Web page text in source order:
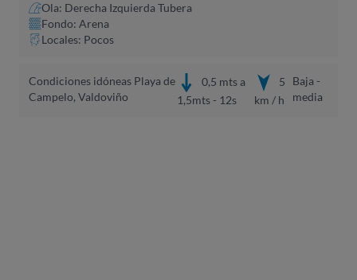
Ola: Derecha Izquierda Tubera
Fondo: Arena
Locales: Pocos
Condiciones idóneas Playa de
Campelo, Valdoviño
0,5 mts a
1,5mts - 12s
5
km / h
Baja -
media